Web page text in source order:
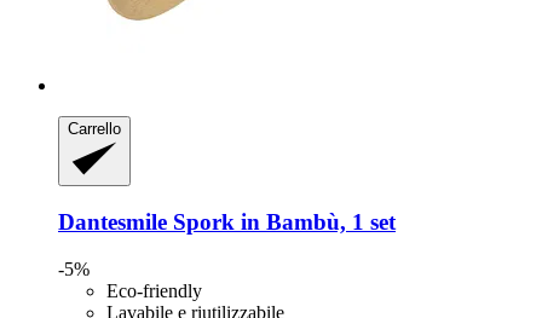
Carrello
Dantesmile Spork in Bambù, 1 set
-5%
Eco-friendly
Lavabile e riutilizzabile